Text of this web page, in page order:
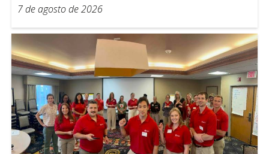
7 de agosto de 2026